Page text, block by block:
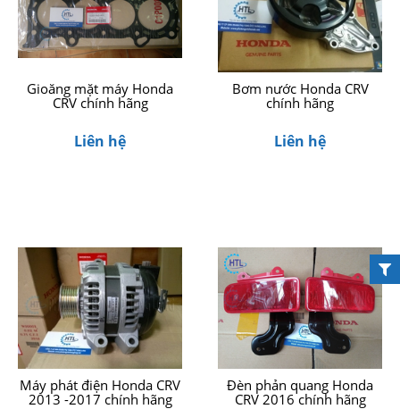
Gioăng mặt máy Honda
CRV chính hãng
Liên hệ
Bơm nước Honda CRV
chính hãng
Liên hệ
Máy phát điện Honda CRV
2013 -2017 chính hãng
Đèn phản quang Honda
CRV 2016 chính hãng